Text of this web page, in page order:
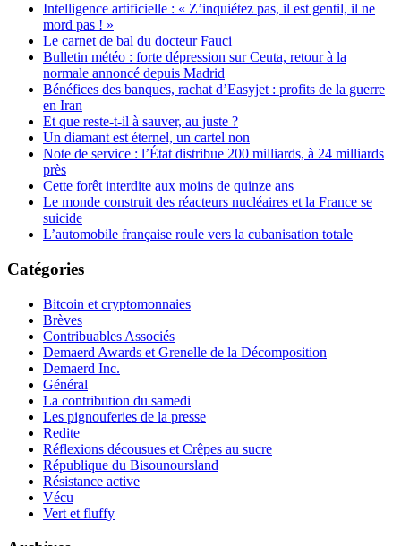
Intelligence artificielle : « Z’inquiétez pas, il est gentil, il ne
mord pas ! »
Le carnet de bal du docteur Fauci
Bulletin météo : forte dépression sur Ceuta, retour à la
normale annoncé depuis Madrid
Bénéfices des banques, rachat d’Easyjet : profits de la guerre
en Iran
Et que reste-t-il à sauver, au juste ?
Un diamant est éternel, un cartel non
Note de service : l’État distribue 200 milliards, à 24 milliards
près
Cette forêt interdite aux moins de quinze ans
Le monde construit des réacteurs nucléaires et la France se
suicide
L’automobile française roule vers la cubanisation totale
Catégories
Bitcoin et cryptomonnaies
Brèves
Contribuables Associés
Demaerd Awards et Grenelle de la Décomposition
Demaerd Inc.
Général
La contribution du samedi
Les pignouferies de la presse
Redite
Réflexions décousues et Crêpes au sucre
République du Bisounoursland
Résistance active
Vécu
Vert et fluffy